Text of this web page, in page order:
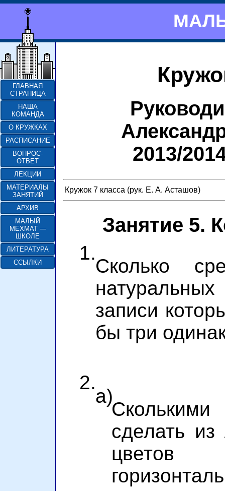
ГЛАВНАЯ
СТРАНИЦА
НАША
КОМАНДА
О КРУЖКАХ
РАСПИСАНИЕ
ВОПРОС-
ОТВЕТ
ЛЕКЦИИ
МАТЕРИАЛЫ
ЗАНЯТИЙ
АРХИВ
МАЛЫЙ
МЕХМАТ —
ШКОЛЕ
ЛИТЕРАТУРА
ССЫЛКИ
2013/
Кружок 7 класса (рук. Е. А. Асташов)
Занятие 5.
1.
Сколько
записи
бы три
2.
а)
сделать
цветов